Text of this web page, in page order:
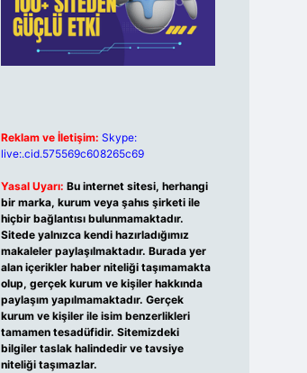
Reklam ve İletişim: Skype:
live:.cid.575569c608265c69
Yasal Uyarı: Bu internet sitesi, herhangi
bir marka, kurum veya şahıs şirketi ile
hiçbir bağlantısı bulunmamaktadır.
Sitede yalnızca kendi hazırladığımız
makaleler paylaşılmaktadır. Burada yer
alan içerikler haber niteliği taşımamakta
olup, gerçek kurum ve kişiler hakkında
paylaşım yapılmamaktadır. Gerçek
kurum ve kişiler ile isim benzerlikleri
tamamen tesadüfidir. Sitemizdeki
bilgiler taslak halindedir ve tavsiye
niteliği taşımazlar.